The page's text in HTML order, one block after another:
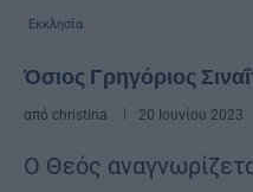
Εκκλησία
Όσιος Γρηγόριος
από christina 20 Ιουνίου 2023
Ο Θεός